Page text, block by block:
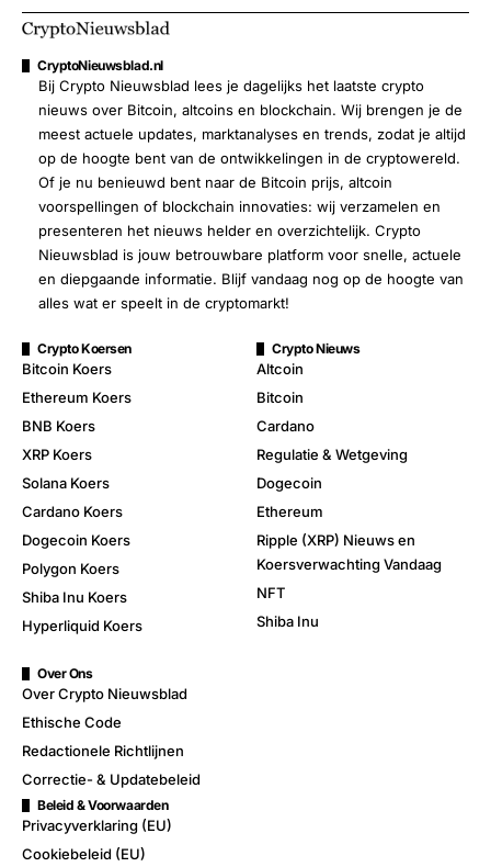
CryptoNieuwsblad.nl
Bij Crypto Nieuwsblad lees je dagelijks het laatste crypto
nieuws over Bitcoin, altcoins en blockchain. Wij brengen je de
meest actuele updates, marktanalyses en trends, zodat je altijd
op de hoogte bent van de ontwikkelingen in de cryptowereld.
Of je nu benieuwd bent naar de Bitcoin prijs, altcoin
voorspellingen of blockchain innovaties: wij verzamelen en
presenteren het nieuws helder en overzichtelijk. Crypto
Nieuwsblad is jouw betrouwbare platform voor snelle, actuele
en diepgaande informatie. Blijf vandaag nog op de hoogte van
alles wat er speelt in de cryptomarkt!
Crypto Koersen
Bitcoin Koers
Ethereum Koers
BNB Koers
XRP Koers
Solana Koers
Cardano Koers
Dogecoin Koers
Polygon Koers
Shiba Inu Koers
Hyperliquid Koers
Crypto Nieuws
Altcoin
Bitcoin
Cardano
Regulatie & Wetgeving
Dogecoin
Ethereum
Ripple (XRP) Nieuws en
Koersverwachting Vandaag
NFT
Shiba Inu
Over Ons
Over Crypto Nieuwsblad
Ethische Code
Redactionele Richtlijnen
Correctie- & Updatebeleid
Beleid & Voorwaarden
Privacyverklaring (EU)
Cookiebeleid (EU)